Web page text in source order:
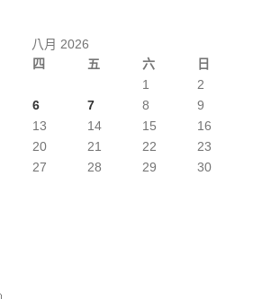
八月 2026
四 五 六 日
1
2
6 7 8
9
13 14 15
16
20 21 22
23
27 28 29
30